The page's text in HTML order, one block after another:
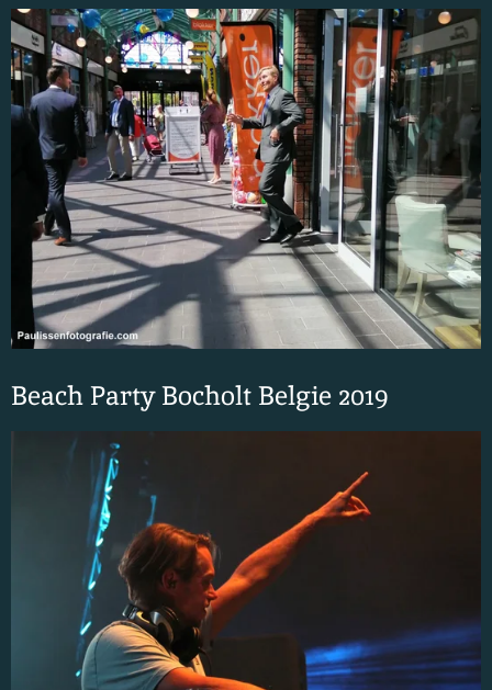
Beach Party Bocholt Belgie 2019